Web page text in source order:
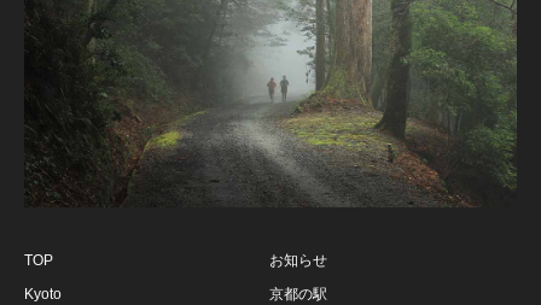
TOP
Kyoto
お知らせ
京都の駅